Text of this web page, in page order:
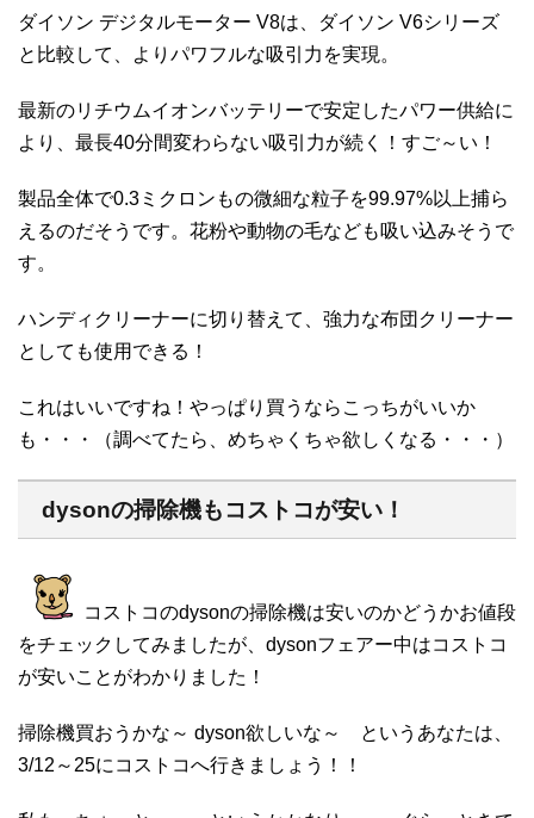
ダイソン デジタルモーター V8は、ダイソン V6シリーズ
と比較して、よりパワフルな吸引力を実現。
最新のリチウムイオンバッテリーで安定したパワー供給に
より、最長40分間変わらない吸引力が続く！すご～い！
製品全体で0.3ミクロンもの微細な粒子を99.97%以上捕ら
えるのだそうです。花粉や動物の毛なども吸い込みそうで
す。
ハンディクリーナーに切り替えて、強力な布団クリーナー
としても使用できる！
これはいいですね！やっぱり買うならこっちがいいか
も・・・（調べてたら、めちゃくちゃ欲しくなる・・・）
dysonの掃除機もコストコが安い！
コストコのdysonの掃除機は安いのかどうかお値段
をチェックしてみましたが、dysonフェアー中はコストコ
が安いことがわかりました！
掃除機買おうかな～ dyson欲しいな～ というあなたは、
3/12～25にコストコへ行きましょう！！